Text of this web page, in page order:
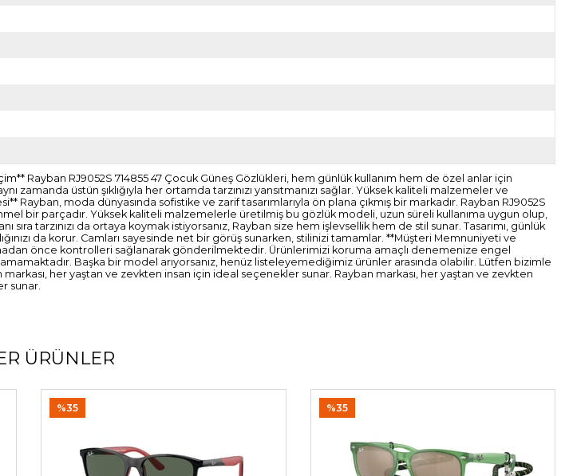
Rayban RJ9052S 714855 47 Çocuk Güneş Gözlükleri, hem günlük kullanım hem de özel anlar için
zamanda üstün şıklığıyla her ortamda tarzınızı yansıtmanızı sağlar. Yüksek kaliteli malzemeler ve
moda dünyasında sofistike ve zarif tasarımlarıyla ön plana çıkmış bir markadır. Rayban RJ9052S
bir parçadır. Yüksek kaliteli malzemelerle üretilmiş bu gözlük modeli, uzun süreli kullanıma uygun olup,
tarzınızı da ortaya koymak istiyorsanız, Rayban size hem işlevsellik hem de stil sunar. Tasarımı, günlük
da korur. Camları sayesinde net bir görüş sunarken, stilinizi tamamlar. **Müşteri Memnuniyeti ve
önce kontrolleri sağlanarak gönderilmektedir. Ürünlerimizi koruma amaçlı denemenize engel
Başka bir model arıyorsanız, henüz listeleyemediğimiz ürünler arasında olabilir. Lütfen bizimle
her yaştan ve zevkten insan için ideal seçenekler sunar. Rayban markası, her yaştan ve zevkten
sunar.
ÜRÜNLER
%35 %35